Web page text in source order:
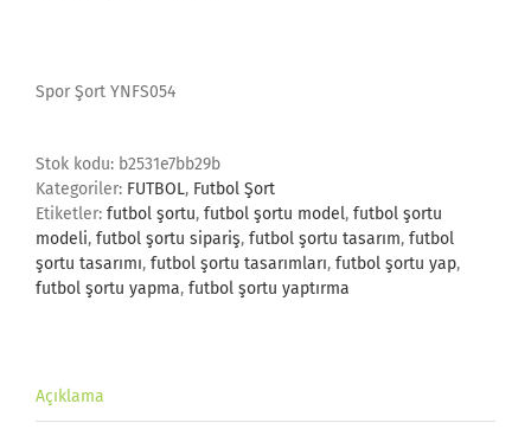
Spor Şort YNFS054
Stok kodu: b2531e7bb29b
Kategoriler: FUTBOL, Futbol Şort
Etiketler: futbol şortu, futbol şortu model, futbol şortu
modeli, futbol şortu sipariş, futbol şortu tasarım, futbol
şortu tasarımı, futbol şortu tasarımları, futbol şortu yap,
futbol şortu yapma, futbol şortu yaptırma
Açıklama